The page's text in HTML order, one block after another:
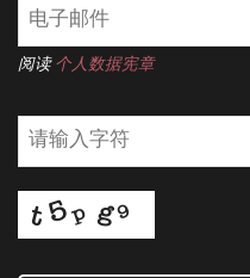
阅读 个人数据宪章